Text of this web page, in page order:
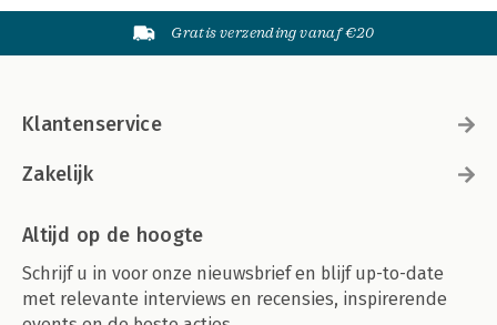
Gratis verzending vanaf €20
Klantenservice
Zakelijk
Altijd op de hoogte
Schrijf u in voor onze nieuwsbrief en blijf up-to-date
met relevante interviews en recensies, inspirerende